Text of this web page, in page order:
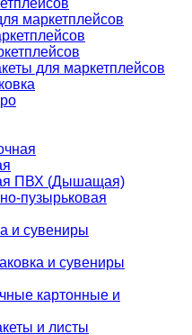
маркетплейсов
для маркетплейсов
ПВХ (Дышащая)
пузырьковая
и сувениры
и сувениры
картонные и
и листы